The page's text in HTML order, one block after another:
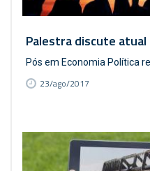
Palestra discute
Pós em Economia Política
23/ago/2017